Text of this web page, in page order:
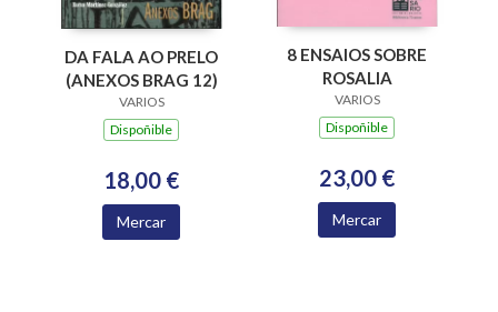
DA FALA AO PRELO
(ANEXOS BRAG 12)
VARIOS
Dispoñible
18,00 €
Mercar
8 ENSAIOS SOBRE
ROSALIA
VARIOS
Dispoñible
23,00 €
Mercar